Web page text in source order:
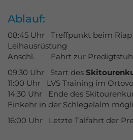
Ablauf:
08:45 Uhr Treffpunkt beim
Leihausrüstung
Anschl. Fahrt zur
09:30 Uhr Start des
11:00 Uhr LVS Training im
14:30 Uhr Ende des
Einkehr in der Schlegelalm
16:00 Uhr Letzte Talfahrt der